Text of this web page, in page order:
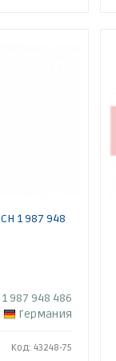
1 987 948
1 987 948 486
Германия
Код: 43248-75